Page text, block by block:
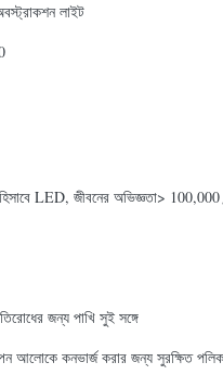
লাইট
LED, জীবনের অভিজ্ঞতা> 100,000
জন্য পাখি সুই সঙ্গে
আলোকে কনভার্জ করার জন্য সুরক্ষিত